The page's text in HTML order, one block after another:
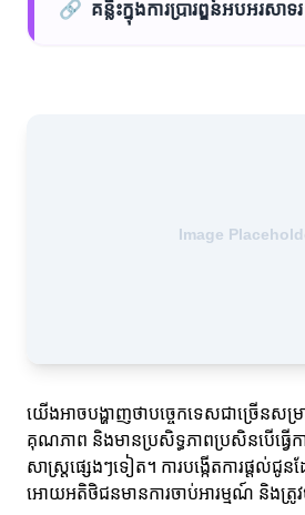
🔗 គន្លឹះក្នុងការប្រារព្ឌន៍អបអរសាទរ
យើងអាចបង្ហាញថាបច្ចេកទេសជាច្រើនសម្
គុណភាព និងមានប្រសិទ្ធភាពប្រសិនបើធ្វើក
សាស្ត្រផ្សេងៗទៀត។ ការបង្កើតការផ្តល់ជូ
អោយអតិថិជនមានការចាប់អារម្មណ៍ និងត្រូ